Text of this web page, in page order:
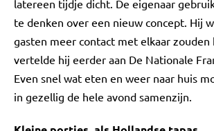
latereen tijdje dicht. De eigenaar
te denken over een nieuw concept. Hij
gasten meer contact met elkaar zouden
vertelde hij eerder aan De Nationale
Even snel wat eten en weer naar huis
in gezellig de hele avond samenzijn.